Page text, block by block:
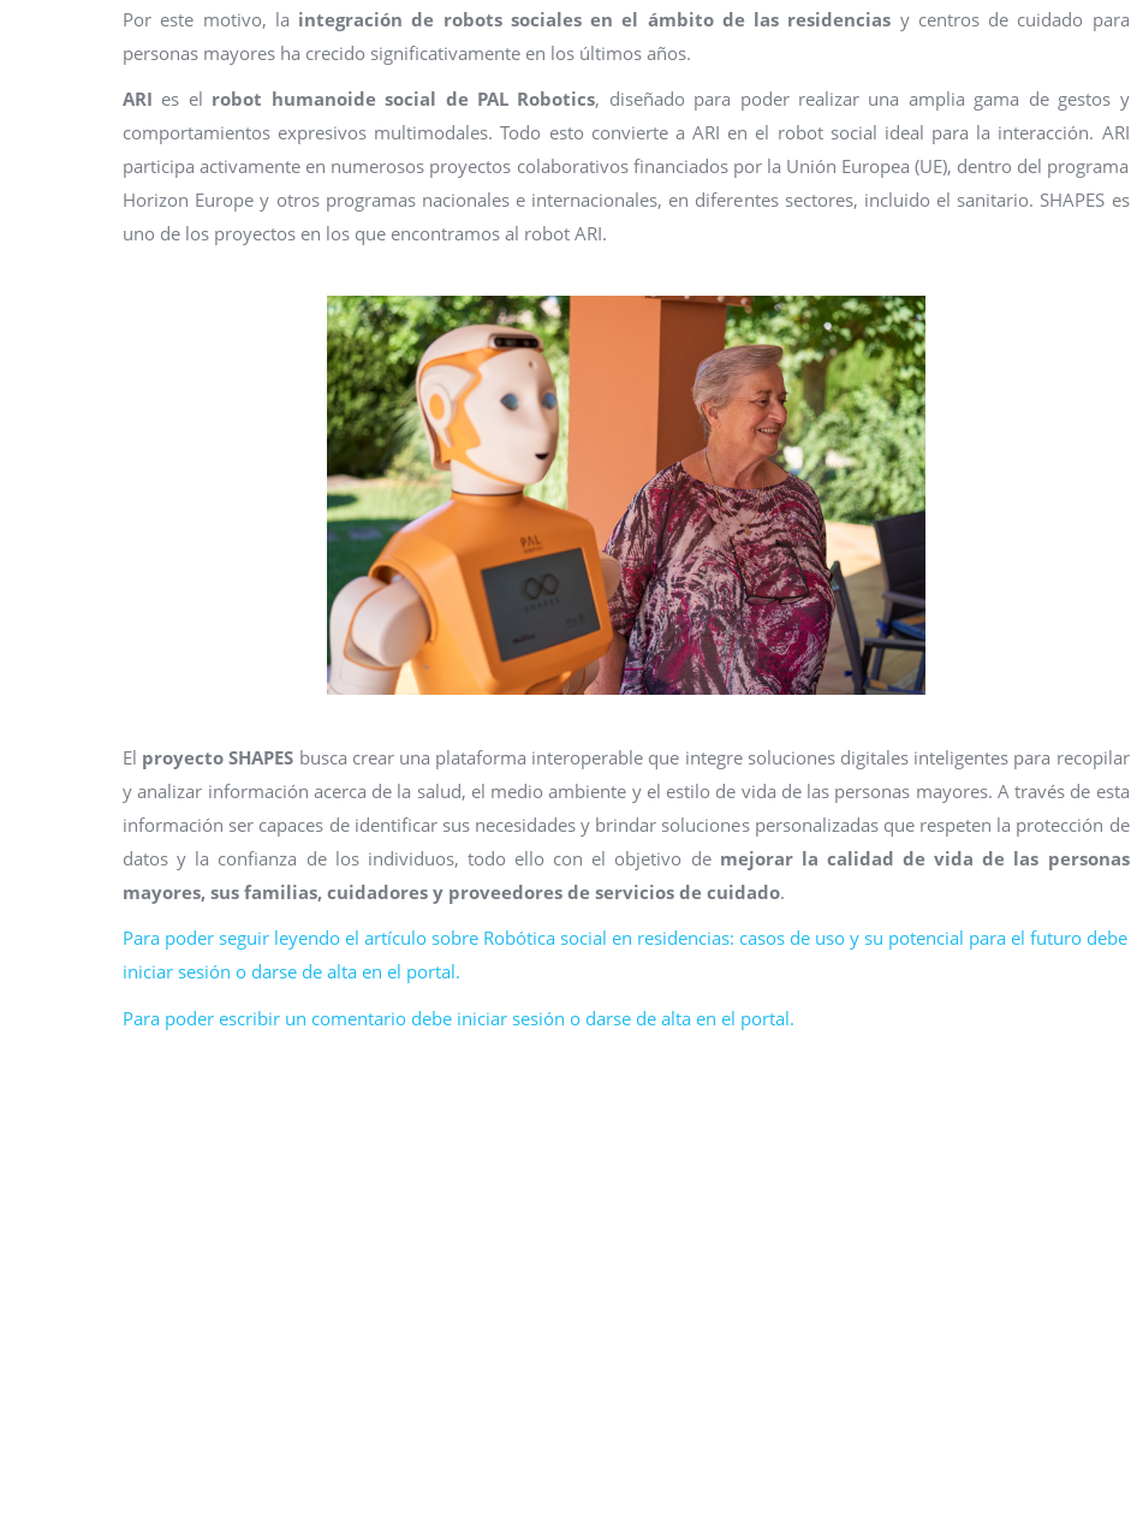
Por este motivo, la integración de robots sociales en el ámbito de las residencias y centros de cuidado para
personas mayores ha crecido significativamente en los últimos años.
ARI es el robot humanoide social de PAL Robotics, diseñado para poder realizar una amplia gama de gestos y
comportamientos expresivos multimodales. Todo esto convierte a ARI en el robot social ideal para la interacción. ARI
participa activamente en numerosos proyectos colaborativos financiados por la Unión Europea (UE), dentro del programa
Horizon Europe y otros programas nacionales e internacionales, en diferentes sectores, incluido el sanitario. SHAPES es
uno de los proyectos en los que encontramos al robot ARI.
El proyecto SHAPES busca crear una plataforma interoperable que integre soluciones digitales inteligentes para recopilar
y analizar información acerca de la salud, el medio ambiente y el estilo de vida de las personas mayores. A través de esta
información ser capaces de identificar sus necesidades y brindar soluciones personalizadas que respeten la protección de
datos y la confianza de los individuos, todo ello con el objetivo de mejorar la calidad de vida de las personas
mayores, sus familias, cuidadores y proveedores de servicios de cuidado.
Para poder seguir leyendo el artículo sobre Robótica social en residencias: casos de uso y su potencial para el futuro debe
iniciar sesión o darse de alta en el portal.
Para poder escribir un comentario debe iniciar sesión o darse de alta en el portal.